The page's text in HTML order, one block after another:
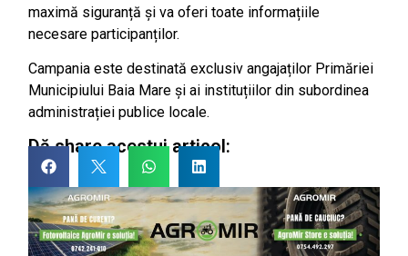
maximă siguranță și va oferi toate informațiile
necesare participanților.
Campania este destinată exclusiv angajaților Primăriei
Municipiului Baia Mare și ai instituțiilor din subordinea
administrației publice locale.
Dă share acestui articol: